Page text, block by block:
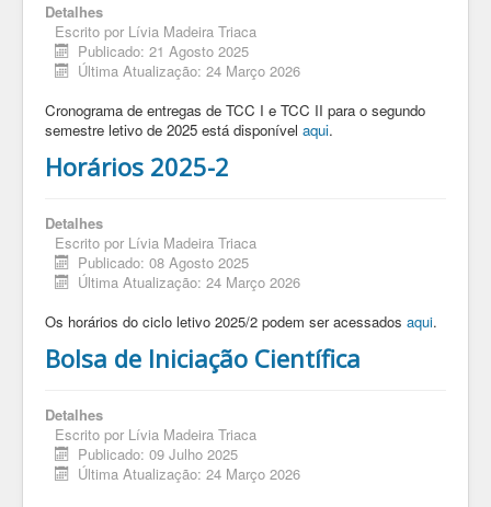
Detalhes
Escrito por Lívia Madeira Triaca
Publicado: 21 Agosto 2025
Última Atualização: 24 Março 2026
Cronograma de entregas de TCC I e TCC II para o segundo
semestre letivo de 2025 está disponível aqui.
Horários 2025-2
Detalhes
Escrito por Lívia Madeira Triaca
Publicado: 08 Agosto 2025
Última Atualização: 24 Março 2026
Os horários do ciclo letivo 2025/2 podem ser acessados aqui.
Bolsa de Iniciação Científica
Detalhes
Escrito por Lívia Madeira Triaca
Publicado: 09 Julho 2025
Última Atualização: 24 Março 2026